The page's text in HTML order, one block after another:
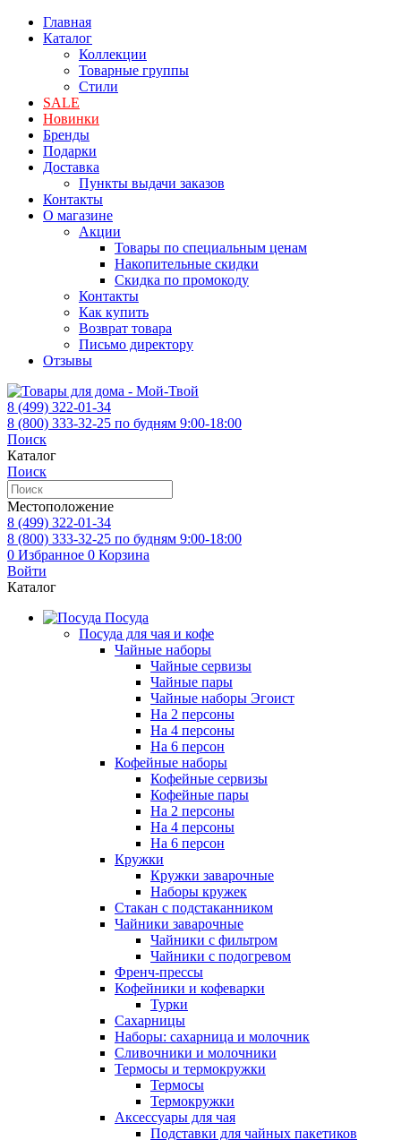
Главная
Каталог
Коллекции
Товарные группы
Стили
SALE
Новинки
Бренды
Подарки
Доставка
Пункты выдачи заказов
Контакты
О магазине
Акции
Товары по специальным ценам
Накопительные скидки
Скидка по промокоду
Контакты
Как купить
Возврат товара
Письмо директору
Отзывы
8 (499) 322-01-34
8 (800) 333-32-25 по будням 9:00-18:00
Поиск
Каталог
Поиск
Местоположение
8 (499) 322-01-34
8 (800) 333-32-25 по будням 9:00-18:00
0 Избранное 0 Корзина
Войти
Каталог
Посуда
Посуда для чая и кофе
Чайные наборы
Чайные сервизы
Чайные пары
Чайные наборы Эгоист
На 2 персоны
На 4 персоны
На 6 персон
Кофейные наборы
Кофейные сервизы
Кофейные пары
На 2 персоны
На 4 персоны
На 6 персон
Кружки
Кружки заварочные
Наборы кружек
Стакан с подстаканником
Чайники заварочные
Чайники с фильтром
Чайники с подогревом
Френч-прессы
Кофейники и кофеварки
Турки
Сахарницы
Наборы: сахарница и молочник
Сливочники и молочники
Термосы и термокружки
Термосы
Термокружки
Аксессуары для чая
Подставки для чайных пакетиков